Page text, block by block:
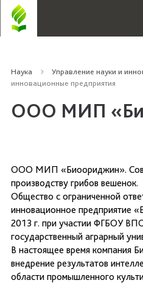
Наука Управление науки и
инновационные предприятия
ООО МИП
ООО МИП «Биоориджин».
производству грибов вешенок.
Общество с ограниченной
инновационное предприятие
2013 г. при участии ФГБОУ
государственный аграрный
В настоящее время компания
внедрение результатов
области промышленного